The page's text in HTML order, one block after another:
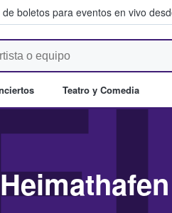
boletos para eventos en vivo
los fans compran y
Teatro y Comedia